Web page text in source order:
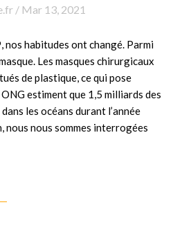
/ Mar 13, 2021
nos habitudes ont changé. Parmi
Les masques chirurgicaux
de plastique, ce qui pose
estiment que 1,5 milliards des
les océans durant l’année
nous sommes interrogées